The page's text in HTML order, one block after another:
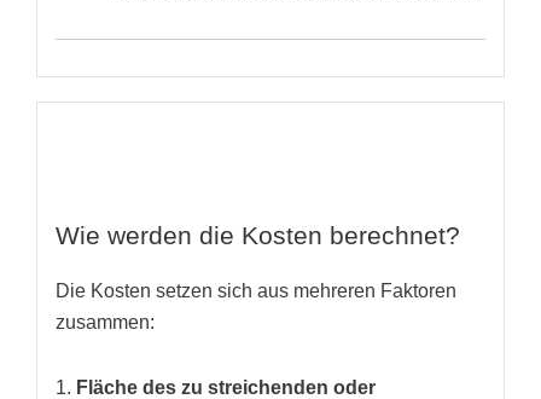
Wie werden die Kosten berechnet?
Die Kosten setzen sich aus mehreren Faktoren
zusammen:
1. Fläche des zu streichenden oder